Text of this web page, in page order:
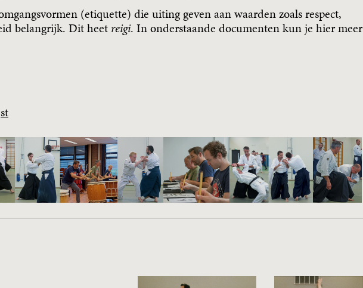
(etiquette) die uiting geven aan waarden zoals respect,
belangrijk. Dit heet reigi. In onderstaande documenten kun je hier meer